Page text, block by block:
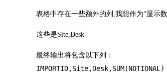
表格中存在一些额外的列,我想作为“显示
这些是Site,Desk
最终输出将包含以下列：
IMPORTID,Site,Desk,SUM(NOTIONAL)